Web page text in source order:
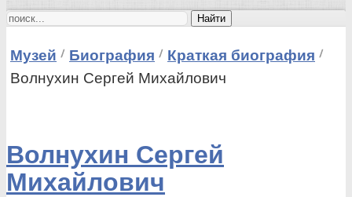
Найти
Музей Биография
Краткая биография
Волнухин Сергей Михайлович
Волнухин Сергей
Михайлович